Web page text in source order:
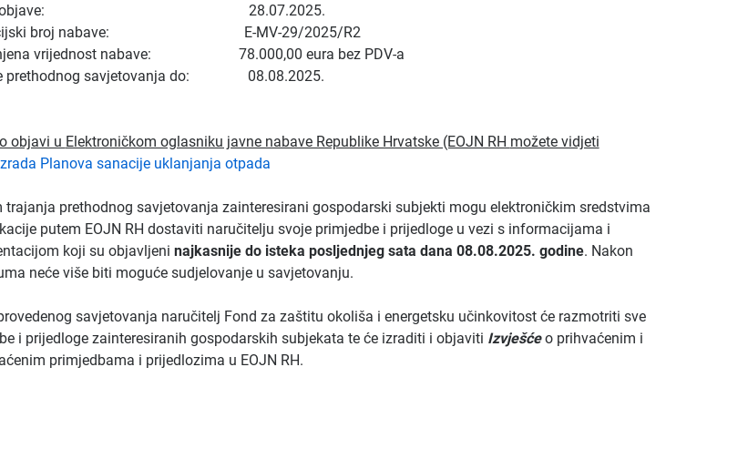
objave: 28.07.2025.
broj nabave: E-MV-29/2025/R2
vrijednost nabave: 78.000,00 eura bez PDV-a
prethodnog savjetovanja do: 08.08.2025.
objavi u Elektroničkom oglasniku javne nabave Republike Hrvatske (EOJN RH možete vidjeti
Planova sanacije uklanjanja otpada
trajanja prethodnog savjetovanja zainteresirani gospodarski subjekti mogu elektroničkim sredstvima
putem EOJN RH dostaviti naručitelju svoje primjedbe i prijedloge u vezi s informacijama i
koji su objavljeni najkasnije do isteka posljednjeg sata dana 08.08.2025. godine. Nakon
neće više biti moguće sudjelovanje u savjetovanju.
savjetovanja naručitelj Fond za zaštitu okoliša i energetsku učinkovitost će razmotriti sve
i prijedloge zainteresiranih gospodarskih subjekata te će izraditi i objaviti Izvješće o prihvaćenim i
primjedbama i prijedlozima u EOJN RH.